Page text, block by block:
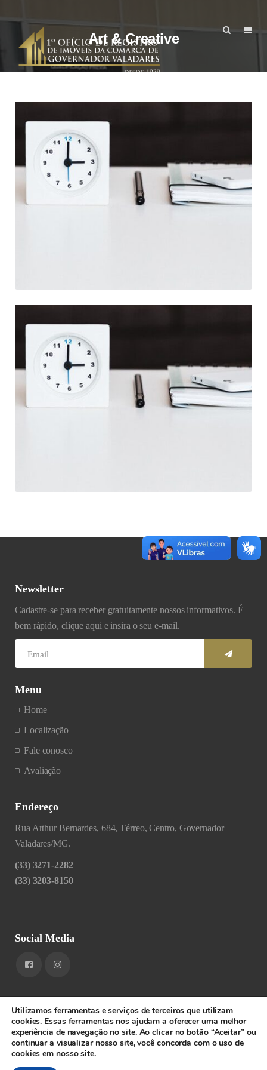
Art & Creative
Branding Illustration
Branding
Newsletter
Cadastre-se para receber gratuitamente nossos informativos. É
bem rápido, clique aqui e insira o seu e-mail.
Menu
Home
Localização
Fale conosco
Avaliação
Endereço
Rua Arthur Bernardes, 684, Térreo, Centro, Governador
Valadares/MG.
(33) 3271-2282
(33) 3203-8150
Social Media
1RIGV - CNPJ: 20.685.380/0001-52 - Todos os direitos
Utilizamos ferramentas e serviços de terceiros que utilizam
cookies. Essas ferramentas nos ajudam a oferecer uma melhor
experiência de navegação no site. Ao clicar no botão “Aceitar” ou
continuar a visualizar nosso site, você concorda com o uso de
cookies em nosso site.